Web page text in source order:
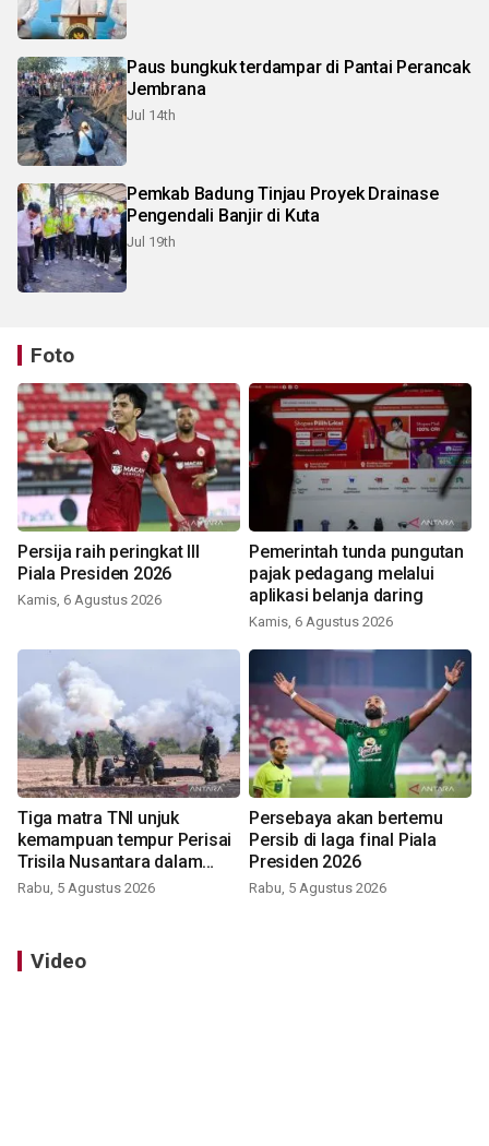
Paus bungkuk terdampar di Pantai Perancak
Jembrana
Jul 14th
Pemkab Badung Tinjau Proyek Drainase
Pengendali Banjir di Kuta
Jul 19th
Foto
Persija raih peringkat III
Piala Presiden 2026
Kamis, 6 Agustus 2026
Pemerintah tunda pungutan
pajak pedagang melalui
aplikasi belanja daring
Kamis, 6 Agustus 2026
Tiga matra TNI unjuk
kemampuan tempur Perisai
Trisila Nusantara dalam
latihan di Kepri
Rabu, 5 Agustus 2026
Persebaya akan bertemu
Persib di laga final Piala
Presiden 2026
Rabu, 5 Agustus 2026
Video